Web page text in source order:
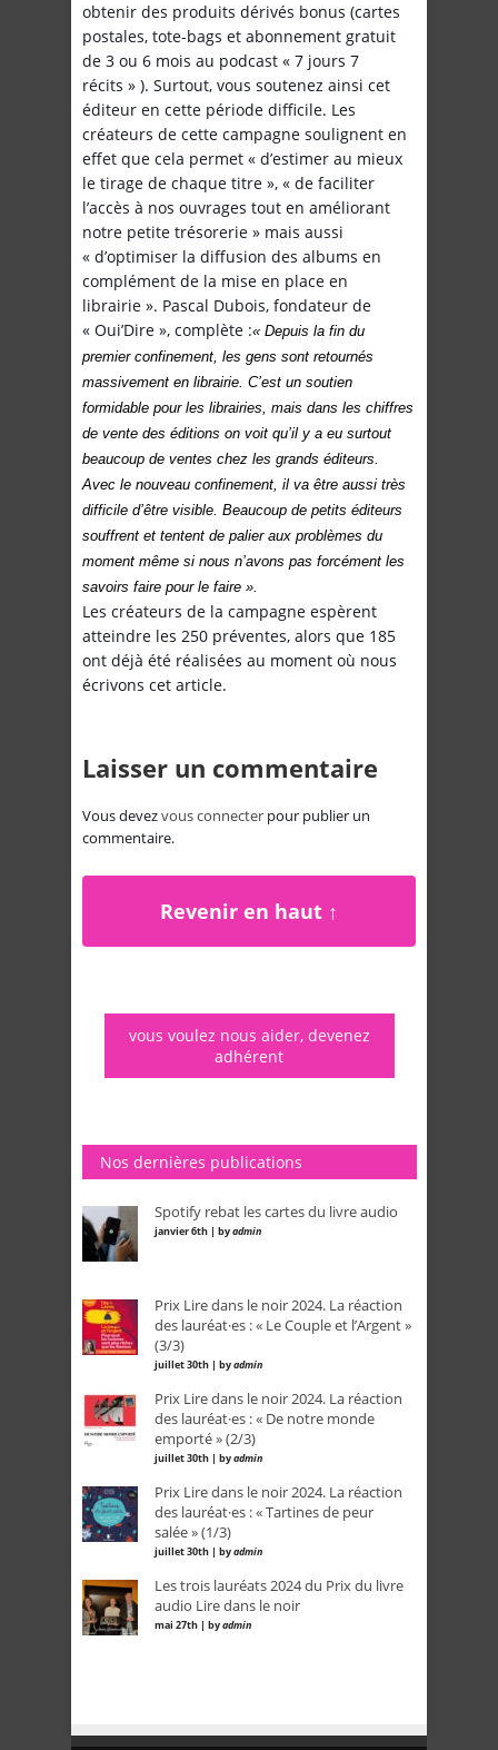
obtenir des produits dérivés bonus (cartes
postales, tote-bags et abonnement gratuit
de 3 ou 6 mois au podcast « 7 jours 7
récits » ). Surtout, vous soutenez ainsi cet
éditeur en cette période difficile. Les
créateurs de cette campagne soulignent en
effet que cela permet « d’estimer au mieux
le tirage de chaque titre », « de faciliter
l’accès à nos ouvrages tout en améliorant
notre petite trésorerie » mais aussi
« d’optimiser la diffusion des albums en
complément de la mise en place en
librairie ». Pascal Dubois, fondateur de
« Oui’Dire », complète :« Depuis la fin du
premier confinement, les gens sont retournés
massivement en librairie. C’est un soutien
formidable pour les librairies, mais dans les chiffres
de vente des éditions on voit qu’il y a eu surtout
beaucoup de ventes chez les grands éditeurs.
Avec le nouveau confinement, il va être aussi très
difficile d’être visible. Beaucoup de petits éditeurs
souffrent et tentent de palier aux problèmes du
moment même si nous n’avons pas forcément les
savoirs faire pour le faire ».
Les créateurs de la campagne espèrent
atteindre les 250 préventes, alors que 185
ont déjà été réalisées au moment où nous
écrivons cet article.
Laisser un commentaire
Vous devezvous connecter pour publier un
commentaire.
Revenir en haut ↑
vous voulez nous aider, devenez
adhérent
Nos dernières publications
Spotify rebat les cartes du livre audio
janvier 6th | byadmin
Prix Lire dans le noir 2024. La réaction
des lauréat·es : « Le Couple et l’Argent »
(3/3)
juillet 30th | byadmin
Prix Lire dans le noir 2024. La réaction
des lauréat·es : « De notre monde
emporté » (2/3)
juillet 30th | byadmin
Prix Lire dans le noir 2024. La réaction
des lauréat·es : « Tartines de peur
salée » (1/3)
juillet 30th | byadmin
Les trois lauréats 2024 du Prix du livre
audio Lire dans le noir
mai 27th | byadmin